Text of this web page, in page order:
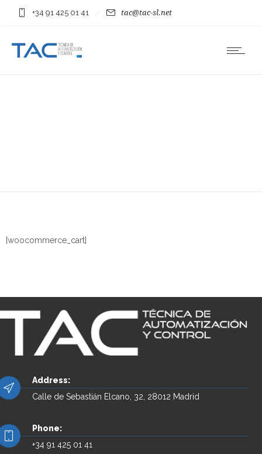
+34 91 425 01 41 tac@tac-sl.net
[woocommerce_cart]
Address:
Calle de Sebastián Elcano, 32, 28012 Madrid
Phone:
+34 91 425 01 41